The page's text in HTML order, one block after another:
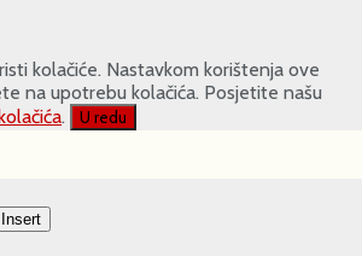
kolačiće. Nastavkom korištenja ove
na upotrebu kolačića. Posjetite našu
. U redu
Insert